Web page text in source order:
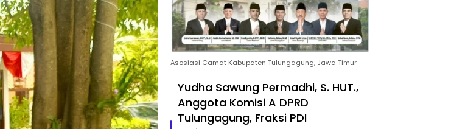
Asosiasi Camat Kabupaten Tulungagung, Jawa Timur
Yudha Sawung Permadhi, S. HUT.,
Anggota Komisi A DPRD
Tulungagung, Fraksi PDI